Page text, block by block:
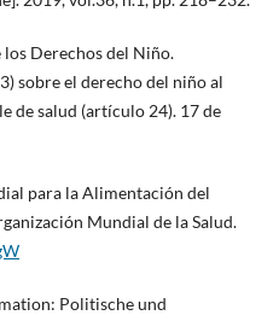
Derechos del Niño.
sobre el derecho del niño al
de salud (artículo 24). 17 de
para la Alimentación del
Mundial de la Salud.
Politische und